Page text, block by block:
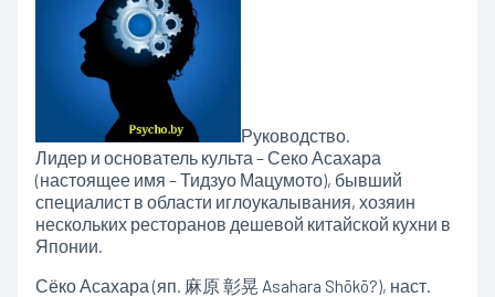
Руководство.
Лидер и основатель культа – Секо Асахара
(настоящее имя – Тидзуо Мацумото), бывший
специалист в области иглоукалывания, хозяин
нескольких ресторанов дешевой китайской кухни в
Японии.
Сёко Асахара (яп. 麻原 彰晃 Asahara Shōkō?), наст.